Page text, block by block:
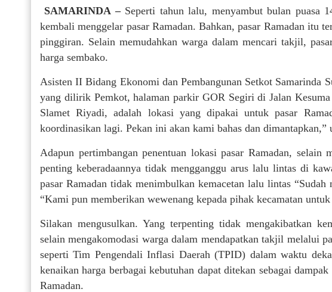
SAMARINDA –Seperti tahun lalu, menyambut bulan puasa
kembali menggelar pasar Ramadan. Bahkan, pasar Ramadan itu
pinggiran. Selain memudahkan warga dalam mencari takjil,
harga sembako.
Asisten II Bidang Ekonomi dan Pembangunan Setkot Samarinda
yang dilirik Pemkot, halaman parkir GOR Segiri di Jalan
Slamet Riyadi, adalah lokasi yang dipakai untuk pasar
koordinasikan lagi. Pekan ini akan kami bahas dan
Adapun pertimbangan penentuan lokasi pasar Ramadan, selain
penting keberadaannya tidak mengganggu arus lalu lintas di
pasar Ramadan tidak menimbulkan kemacetan lalu lintas “Sudah
“Kami pun memberikan wewenang kepada pihak kecamatan
Silakan mengusulkan. Yang terpenting tidak mengakibatkan
selain mengakomodasi warga dalam mendapatkan takjil melalui
seperti Tim Pengendali Inflasi Daerah (TPID) dalam waktu
kenaikan harga berbagai kebutuhan dapat ditekan sebagai
Ramadan.